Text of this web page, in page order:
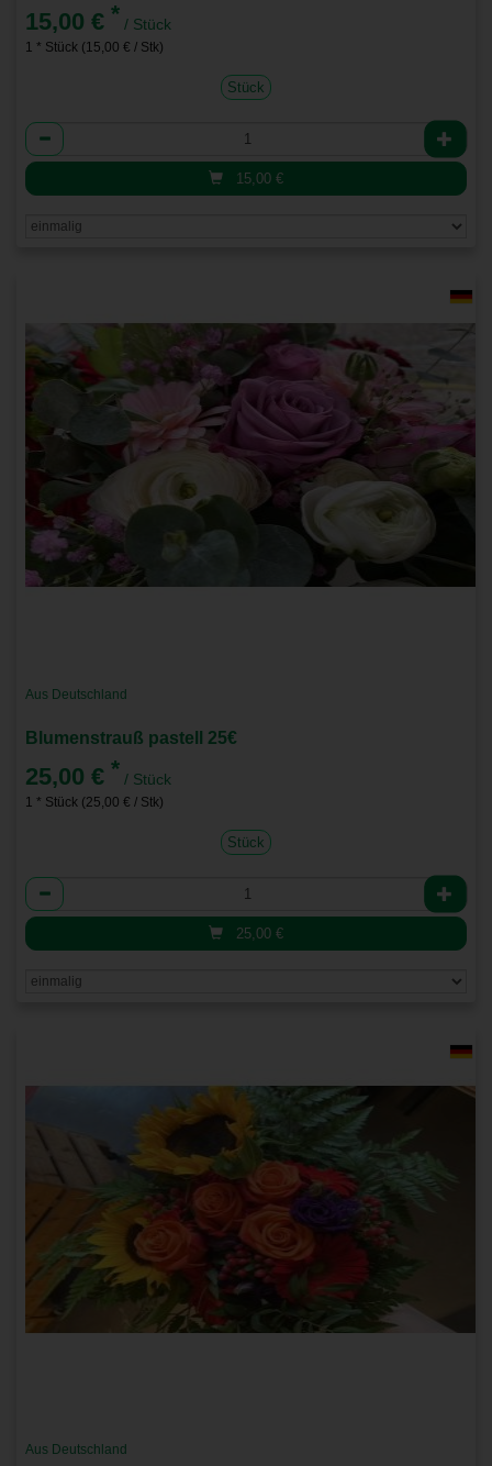
15,00 € * / Stück
1 * Stück (15,00 € / Stk)
Stück
Anzahl
15,00 €
Aus Deutschland
Blumenstrauß pastell 25€
25,00 € * / Stück
1 * Stück (25,00 € / Stk)
Stück
Anzahl
25,00 €
Aus Deutschland